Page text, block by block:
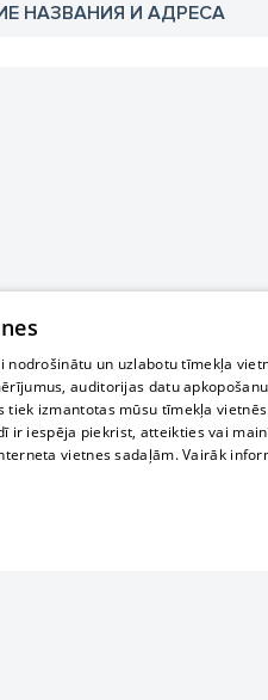
НАЗВАНИЯ И АДРЕСА
un uzlabotu tīmekļa
auditorijas datu
izmantotas mūsu tīmekļa
iespēja piekrist, atteikties vai
vietnes sadaļām. Vairāk